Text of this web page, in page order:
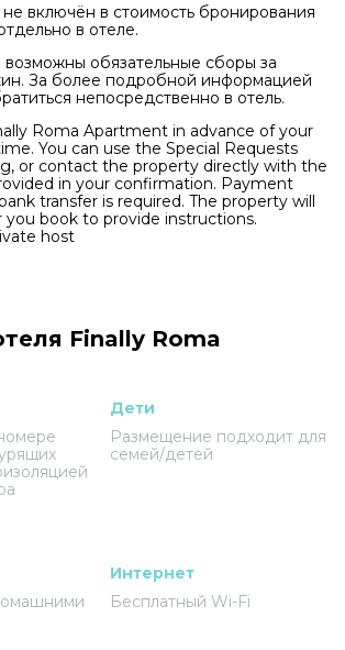
включён в стоимость бронирования
в отеле.
возможны обязательные сборы за
За более подробной информацией
непосредственно в отель.
Roma Apartment in advance of your
You can use the Special Requests
or contact the property directly with the
in your confirmation. Payment
transfer is required. The property will
book to provide instructions.
host
Finally Roma
Дети
Размещение подходит для
семей/детей
Интернет
Бесплатный Wi-Fi